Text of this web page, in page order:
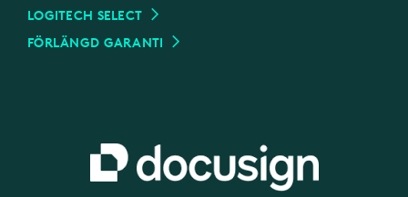
LOGITECH SELECT
FÖRLÄNGD GARANTI